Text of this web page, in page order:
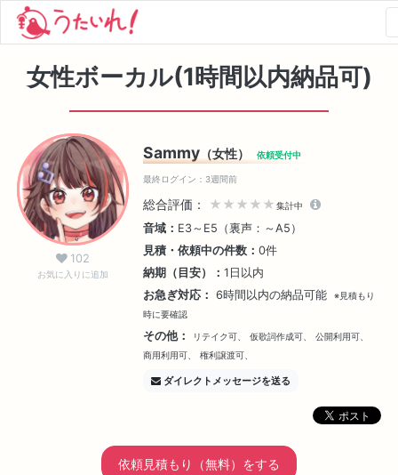
女性ボーカル(1時間以内納品可)
102
お気に入りに追加
Sammy （女性） 依頼受付中
最終ログイン：3週間前
総合評価： ★★★★★ 集計中
音域： E3～E5（裏声：～A5）
見積・依頼中の件数：0件
納期（目安）：1日以内
お急ぎ対応： 6時間以内の納品可能
※見積もり
時に要確認
その他： リテイク可、 仮歌詞作成可、
公開利用可、
商用利用可、
権利譲渡可、
ダイレクトメッセージを送る
依頼見積もり（無料）をする